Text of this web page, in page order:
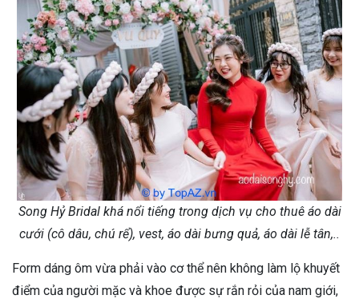
Song Hỷ Bridal khá nổi tiếng trong dịch vụ cho thuê áo dài
cưới (cô dâu, chú rể), vest, áo dài bưng quả, áo dài lễ tân,..
Form dáng ôm vừa phải vào cơ thể nên không làm lộ khuyết
điểm của người mặc và khoe được sự rắn rỏi của nam giới,